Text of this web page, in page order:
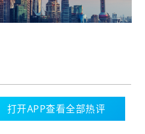
而对保利置业而言，杨浦本
板价约80199元/平方米，
置业上海公司的员工也在朋
打开APP查看全部热评